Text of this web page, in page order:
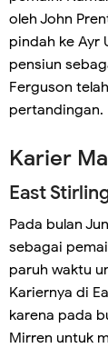
oleh John
pindah ke Ayr
pensiun
Ferguson
pertandingan.
Karier
East
Pada bulan
sebagai
paruh waktu
Kariernya di
karena pada
Mirren untuk